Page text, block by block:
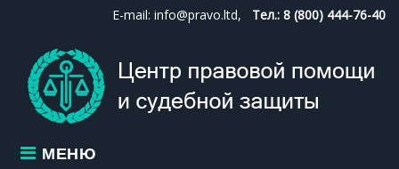
content
E-mail: info@pravo.ltd, Тел.: 8 (800) 444-76-40
МЕНЮ